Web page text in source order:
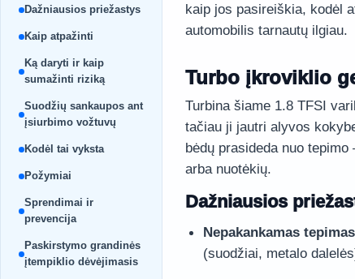
Dažniausios priežastys
Kaip atpažinti
Ką daryti ir kaip
sumažinti riziką
Suodžių sankaupos ant
įsiurbimo vožtuvų
Kodėl tai vyksta
Požymiai
Sprendimai ir
prevencija
Paskirstymo grandinės
įtempiklio dėvėjimasis
kaip jos pasireiškia, kodėl
automobilis tarnautų ilgiau.
Turbo įkroviklio
Turbina šiame 1.8 TFSI
tačiau ji jautri alyvos
bėdų prasideda nuo
arba nuotėkių.
Dažniausios
Nepakankamas
(suodžiai, metalo